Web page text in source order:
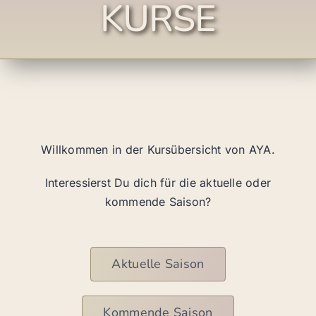
KURSE
Willkommen in der Kursübersicht von AYA.
Interessierst Du dich für die aktuelle oder
kommende Saison?
Aktuelle Saison
Kommende Saison